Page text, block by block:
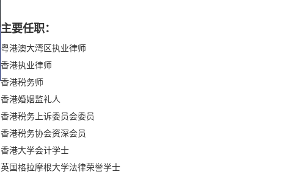
主要任职：
粤港澳大湾区执业律师
香港执业律师
香港税务师
香港婚姻监礼人
香港税务上诉委员会委员
香港税务协会资深会员
香港大学会计学士
英国格拉摩根大学法律荣誉学士